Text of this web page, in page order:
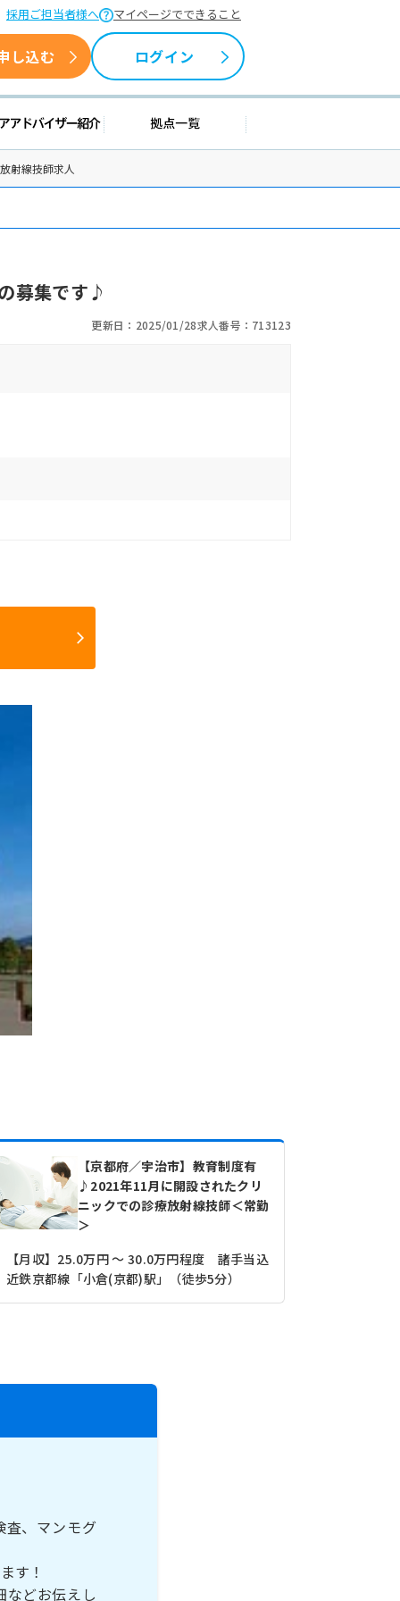
採用ご担当者様へ マイページでできること
し込む ログイン
報 キャリアアドバイザー紹介 拠点一覧
射線技師求人
募集です♪
更新日：2025/01/28求人番号：713123
【京都府／宇治市】教育制度有
♪2021年11月に開設されたクリ
ニックでの診療放射線技師＜常勤
＞
【月収】25.0万円 ～ 30.0万円程度 諸手当込
近鉄京都線「小倉(京都)駅」（徒歩5分）
査、マンモグ
す！
などお伝えし